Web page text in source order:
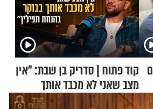
קוד פתוח | סדריק בן שבת: "אין
מצב שאני לא מכבד אותך
בבוקר בהנחת תפילין"